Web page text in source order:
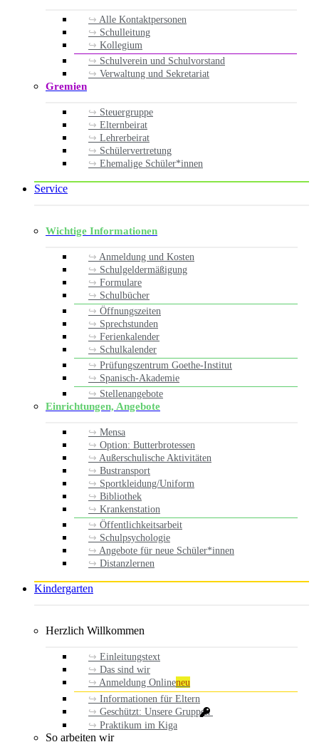
Alle Kontaktpersonen
Schulleitung
Kollegium
Schulverein und Schulvorstand
Verwaltung und Sekretariat
Gremien
Steuergruppe
Elternbeirat
Lehrerbeirat
Schülervertretung
Ehemalige Schüler*innen
Service
Wichtige Informationen
Anmeldung und Kosten
Schulgeldermäßigung
Formulare
Schulbücher
Öffnungszeiten
Sprechstunden
Ferienkalender
Schulkalender
Prüfungszentrum Goethe-Institut
Spanisch-Akademie
Stellenangebote
Einrichtungen, Angebote
Mensa
Option: Butterbrotessen
Außerschulische Aktivitäten
Bustransport
Sportkleidung/Uniform
Bibliothek
Krankenstation
Öffentlichkeitsarbeit
Schulpsychologie
Angebote für neue Schüler*innen
Distanzlernen
Kindergarten
Herzlich Willkommen
Einleitungstext
Das sind wir
Anmeldung Onlineneu
Informationen für Eltern
Geschützt: Unsere Gruppen
Praktikum im Kiga
So arbeiten wir